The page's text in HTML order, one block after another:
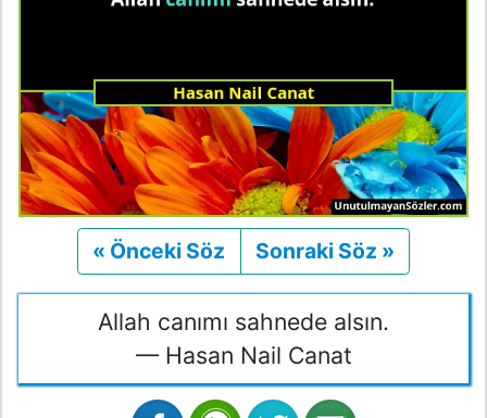
« Önceki Söz Önceki
Sonraki Söz »
Allah canımı sahnede alsın.
— Hasan Nail Canat